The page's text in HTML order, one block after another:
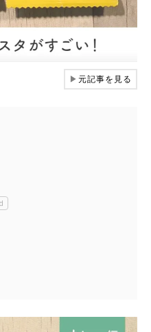
▶元記事を見る